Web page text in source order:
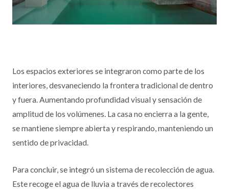
Los espacios exteriores se integraron como parte de los
interiores, desvaneciendo la frontera tradicional de dentro
y fuera. Aumentando profundidad visual y sensación de
amplitud de los volúmenes. La casa no encierra a la gente,
se mantiene siempre abierta y respirando, manteniendo un
sentido de privacidad.
Para concluir, se integró un sistema de recolección de agua.
Este recoge el agua de lluvia a través de recolectores